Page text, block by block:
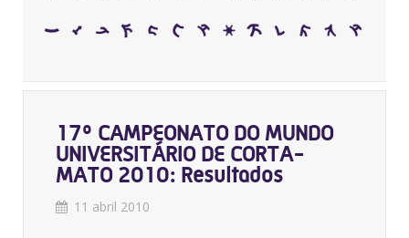
17º CAMPEONATO DO MUNDO
UNIVERSITÁRIO DE CORTA-
MATO 2010: Resultados
11 abril 2010